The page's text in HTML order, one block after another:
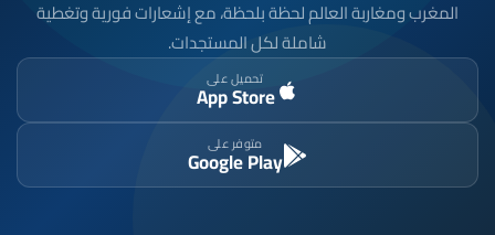
المغرب ومغاربة العالم لحظة بلحظة، مع إشعارات فورية وتغطية
شاملة لكل المستجدات.
تحميل على
App Store
متوفر على
Google Play